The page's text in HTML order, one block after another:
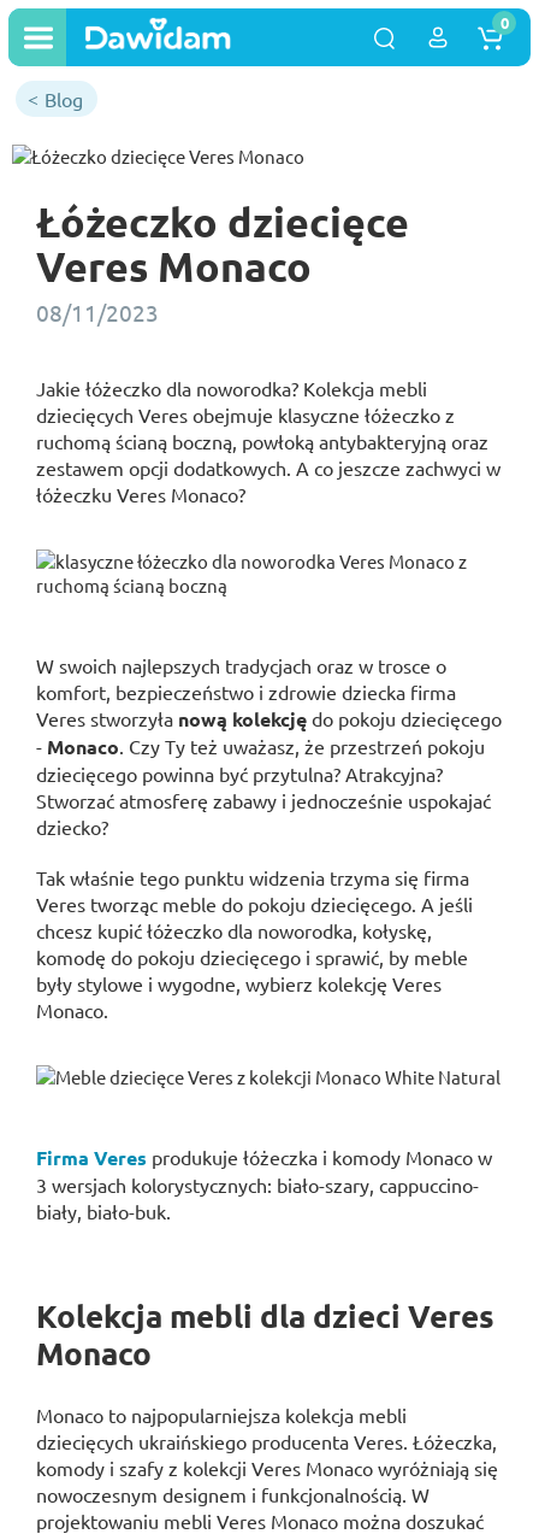
0
Blog
Łóżeczko dziecięce
Veres Monaco
08/11/2023
Jakie łóżeczko dla noworodka? Kolekcja mebli
dziecięcych Veres obejmuje klasyczne łóżeczko z
ruchomą ścianą boczną, powłoką antybakteryjną oraz
zestawem opcji dodatkowych. A co jeszcze zachwyci w
łóżeczku Veres Monaco?
W swoich najlepszych tradycjach oraz w trosce o
komfort, bezpieczeństwo i zdrowie dziecka firma
Veres stworzyła nową kolekcję do pokoju dziecięcego
- Monaco. Czy Ty też uważasz, że przestrzeń pokoju
dziecięcego powinna być przytulna? Atrakcyjna?
Stworzać atmosferę zabawy i jednocześnie uspokajać
dziecko?
Tak właśnie tego punktu widzenia trzyma się firma
Veres tworząc meble do pokoju dziecięcego. A jeśli
chcesz kupić łóżeczko dla noworodka, kołyskę,
komodę do pokoju dziecięcego i sprawić, by meble
były stylowe i wygodne, wybierz kolekcję Veres
Monaco.
Firma Veres produkuje łóżeczka i komody Monaco w
3 wersjach kolorystycznych: biało-szary, cappuccino-
biały, biało-buk.
Kolekcja mebli dla dzieci Veres
Monaco
Monaco to najpopularniejsza kolekcja mebli
dziecięcych ukraińskiego producenta Veres. Łóżeczka,
komody i szafy z kolekcji Veres Monaco wyróżniają się
nowoczesnym designem i funkcjonalnością. W
projektowaniu mebli Veres Monaco można doszukać